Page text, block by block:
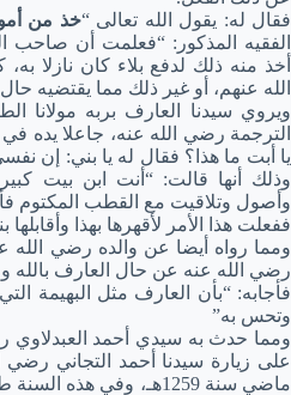
فقال له: يقول الله تعالى “خذ من
الفقيه المذكور: “فعلمت أن صاحب
أخذ منه ذلك لدفع بلاء كان نازلا
الله عنهم، أو غير ذلك مما يقتضيه
ويروي سيدنا العارف بربه مولانا
الترجمة رضي الله عنه، جاعلا يده
يا أبت ما هذا؟ فقال له يا بني: إن
وذلك أنها قالت: “أنت ابن بيت
وأصول وتلاقيت مع القطب المكتوم
ففعلت هذا الأمر لأقهرها بهذا
ومما رواه أيضا عن والده رضي الله
رضي الله عنه عن حال العارف بالله
فأجابه: “بأن العارف مثل البهيمة
وتحس به”
ومما حدث به سيدي أحمد العبدلاوي
على زيارة سيدنا أحمد التجاني
ماضي سنة 1259هـ، وفي